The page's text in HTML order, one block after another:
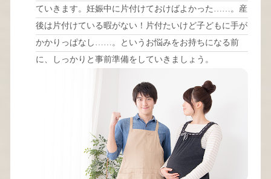
ていきます。妊娠中に片付けておけばよかった……。産
後は片付けている暇がない！片付たいけど子どもに手が
かかりっぱなし……。というお悩みをお持ちになる前
に、しっかりと事前準備をしていきましょう。